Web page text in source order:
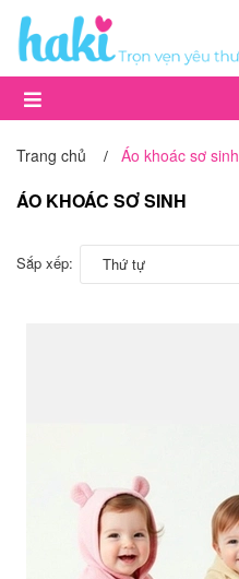
Trang chủ / Áo khoác sơ sinh
ÁO KHOÁC SƠ SINH
Sắp xếp: Thứ tự